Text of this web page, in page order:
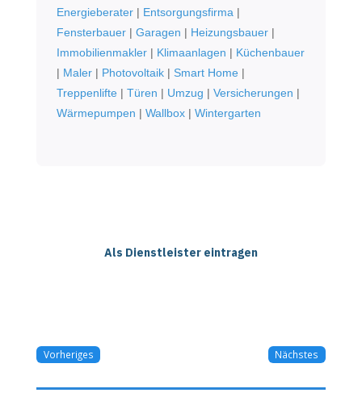
Energieberater| Entsorgungsfirma|
Fensterbauer| Garagen | Heizungsbauer|
Immobilienmakler| Klimaanlagen | Küchenbauer
| Maler| Photovoltaik| Smart Home|
Treppenlifte| Türen | Umzug | Versicherungen |
Wärmepumpen | Wallbox| Wintergarten
Als Dienstleister eintragen
Vorheriges Nächstes